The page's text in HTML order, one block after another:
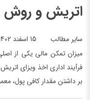
اتریش و روش
سایر مطالب 15 اسفند 1402
میزان تمکن مالی یکی از
فرآیند اداری اخذ ویزای
بر داشتن مقدار کافی پول،